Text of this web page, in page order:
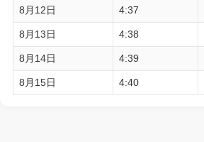
8月12日 4:37
8月13日 4:38
8月14日 4:39
8月15日 4:40